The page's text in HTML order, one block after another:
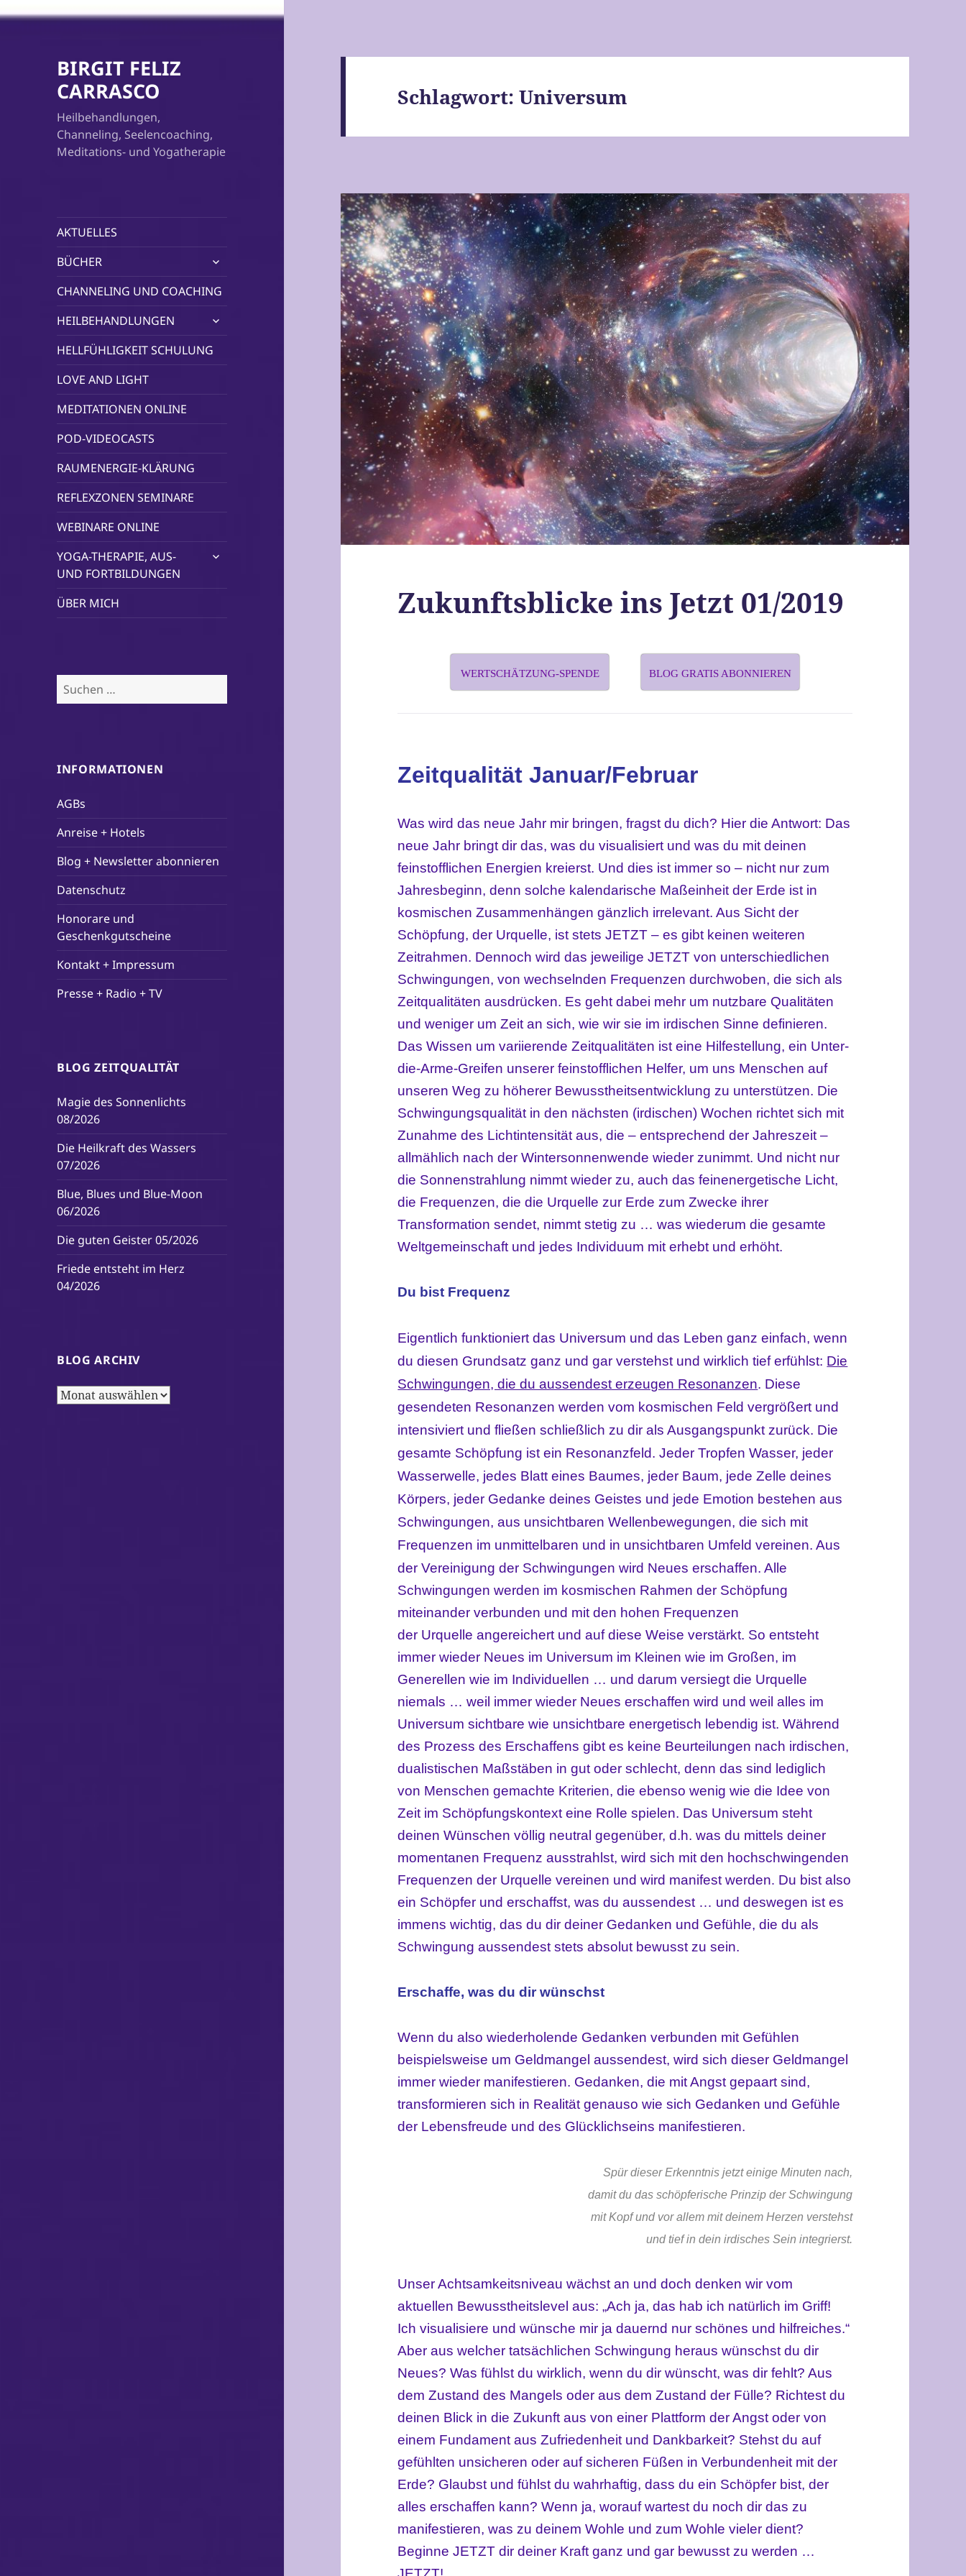
BIRGIT FELIZ
CARRASCO
Heilbehandlungen,
Channeling, Seelencoaching,
Meditations- und Yogatherapie
AKTUELLES
BÜCHER
untermenü
CHANNELING UND COACHING
HEILBEHANDLUNGEN
untermenü
öffnen
HELLFÜHLIGKEIT SCHULUNG
LOVE AND LIGHT
MEDITATIONEN ONLINE
POD-VIDEOCASTS
RAUMENERGIE-KLÄRUNG
REFLEXZONEN SEMINARE
WEBINARE ONLINE
YOGA-THERAPIE, AUS-
UND FORTBILDUNGEN
untermenü
ÜBER MICH
Suchen
nach:
INFORMATIONEN
AGBs
Anreise + Hotels
Blog + Newsletter abonnieren
Datenschutz
Honorare und
Geschenkgutscheine
Kontakt + Impressum
Presse + Radio + TV
BLOG ZEITQUALITÄT
Magie des Sonnenlichts
08/2026
Die Heilkraft des Wassers
07/2026
Blue, Blues und Blue-Moon
06/2026
Die guten Geister 05/2026
Friede entsteht im Herz
04/2026
BLOG ARCHIV
Blog
Schlagwort:Universum
Zukunftsblicke ins Jetzt 01/2019
WERTSCHÄTZUNG-SPENDE BLOG GRATIS ABONNIEREN
Zeitqualität Januar/Februar
Was wird das neue Jahr mir bringen, fragst du dich? Hier die Antwort: Das
neue Jahr bringt dir das, was du visualisiert und was du mit deinen
feinstofflichen Energien kreierst. Und dies ist immer so – nicht nur zum
Jahresbeginn, denn solche kalendarische Maßeinheit der Erde ist in
kosmischen Zusammenhängen gänzlich irrelevant. Aus Sicht der
Schöpfung, der Urquelle, ist stets JETZT – es gibt keinen weiteren
Zeitrahmen. Dennoch wird das jeweilige JETZT von unterschiedlichen
Schwingungen, von wechselnden Frequenzen durchwoben, die sich als
Zeitqualitäten ausdrücken. Es geht dabei mehr um nutzbare Qualitäten
und weniger um Zeit an sich, wie wir sie im irdischen Sinne definieren.
Das Wissen um variierende Zeitqualitäten ist eine Hilfestellung, ein Unter-
die-Arme-Greifen unserer feinstofflichen Helfer, um uns Menschen auf
unseren Weg zu höherer Bewusstheitsentwicklung zu unterstützen. Die
Schwingungsqualität in den nächsten (irdischen) Wochen richtet sich mit
Zunahme des Lichtintensität aus, die – entsprechend der Jahreszeit –
allmählich nach der Wintersonnenwende wieder zunimmt. Und nicht nur
die Sonnenstrahlung nimmt wieder zu, auch das feinenergetische Licht,
die Frequenzen, die die Urquelle zur Erde zum Zwecke ihrer
Transformation sendet, nimmt stetig zu … was wiederum die gesamte
Weltgemeinschaft und jedes Individuum mit erhebt und erhöht.
Du bist Frequenz
Eigentlich funktioniert das Universum und das Leben ganz einfach, wenn
du diesen Grundsatz ganz und gar verstehst und wirklich tief erfühlst: Die
Schwingungen, die du aussendest erzeugen Resonanzen. Diese
gesendeten Resonanzen werden vom kosmischen Feld vergrößert und
intensiviert und fließen schließlich zu dir als Ausgangspunkt zurück. Die
gesamte Schöpfung ist ein Resonanzfeld. Jeder Tropfen Wasser, jeder
Wasserwelle, jedes Blatt eines Baumes, jeder Baum, jede Zelle deines
Körpers, jeder Gedanke deines Geistes und jede Emotion bestehen aus
Schwingungen, aus unsichtbaren Wellenbewegungen, die sich mit
Frequenzen im unmittelbaren und in unsichtbaren Umfeld vereinen. Aus
derVereinigung der Schwingungen wird Neues erschaffen. Alle
Schwingungen werden im kosmischen Rahmen der Schöpfung
miteinander verbunden und mit den hohen Frequenzen
der Urquelle angereichert und auf diese Weise verstärkt. So entsteht
immer wieder Neues im Universum im Kleinen wie im Großen, im
Generellen wie im Individuellen … und darum versiegt die Urquelle
niemals … weil immer wieder Neues erschaffen wird und weil alles im
Universum sichtbare wie unsichtbareenergetisch lebendig ist. Während
des Prozess des Erschaffens gibt es keine Beurteilungen nach irdischen,
dualistischen Maßstäben in gut oder schlecht, denn das sind lediglich
von Menschen gemachte Kriterien, die ebenso wenig wie die Idee von
Zeit im Schöpfungskontext eine Rolle spielen. Das Universum steht
deinen Wünschen völlig neutral gegenüber, d.h. was du mittels deiner
momentanen Frequenz ausstrahlst, wird sich mit den hochschwingenden
Frequenzen der Urquelle vereinen und wird manifest werden. Du bist also
ein Schöpfer und erschaffst, was du aussendest … und deswegen ist es
immens wichtig, das du dir deiner Gedanken und Gefühle, die du als
Schwingung aussendest stets absolut bewusst zu sein.
Erschaffe, was du dir wünschst
Wenn du also wiederholende Gedanken verbunden mit Gefühlen
beispielsweise um Geldmangel aussendest, wird sich dieser Geldmangel
immer wieder manifestieren. Gedanken, die mit Angst gepaart sind,
transformieren sich in Realität genauso wie sich Gedanken und Gefühle
der Lebensfreude und des Glücklichseins manifestieren.
Spür dieser Erkenntnis jetzt einige Minuten nach,
damit du das schöpferische Prinzip der Schwingung
mit Kopf und vor allem mit deinem Herzen verstehst
und tief in dein irdisches Sein integrierst.
Unser Achtsamkeitsniveau wächst an und doch denken wir vom
aktuellen Bewusstheitslevel aus: „Ach ja, das hab ich natürlich im Griff!
Ich visualisiere und wünsche mir ja dauernd nur schönes und hilfreiches.“
Aber aus welcher tatsächlichen Schwingung heraus wünschst du dir
Neues? Was fühlst du wirklich, wenn du dir wünscht, was dir fehlt? Aus
dem Zustand des Mangels oder aus dem Zustand der Fülle? Richtest du
deinen Blick in die Zukunft aus von einer Plattform der Angst oder von
einem Fundament aus Zufriedenheit und Dankbarkeit? Stehst du auf
gefühlten unsicheren oder auf sicheren Füßen in Verbundenheit mit der
Erde? Glaubst und fühlst du wahrhaftig, dass du ein Schöpfer bist, der
alles erschaffen kann? Wenn ja, worauf wartest du noch dir das zu
manifestieren, was zu deinem Wohle und zum Wohle vieler dient?
Beginne JETZT dir deiner Kraft ganz und gar bewusst zu werden …